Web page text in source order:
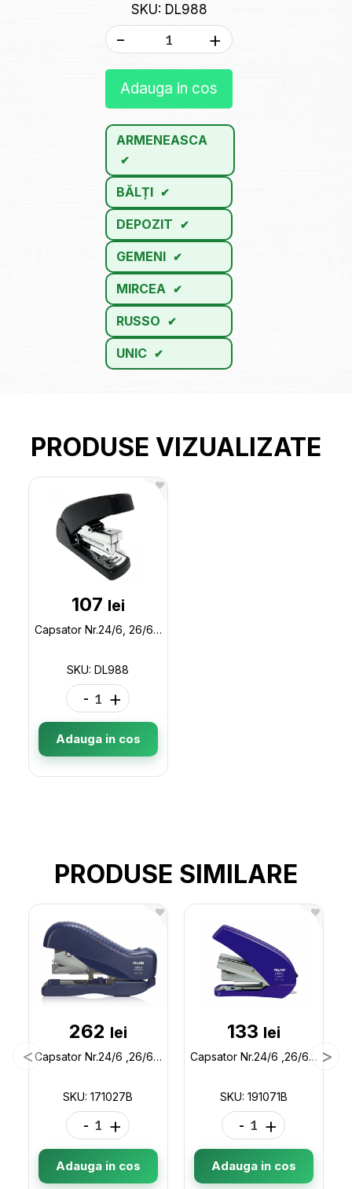
SKU: DL988
- +
Adauga in cos
ARMENEASCA
BĂLȚI
DEPOZIT
GEMENI
MIRCEA
RUSSO
UNIC
PRODUSE VIZUALIZATE
107 lei
Capsator Nr.24/6, 26/6 (25foi/plastic)(ML 22-29) DL988
SKU: DL988
- +
Adauga in cos
PRODUSE SIMILARE
262 lei
Capsator Nr.24/6 ,26/6 plastic (energy saving) Milan 171027B
SKU: 171027B
- +
Adauga in cos
133 lei
Capsator Nr.24/6 ,26/6 plastic +set Capse 1000b Milan 191071B
SKU: 191071B
- +
Adauga in cos